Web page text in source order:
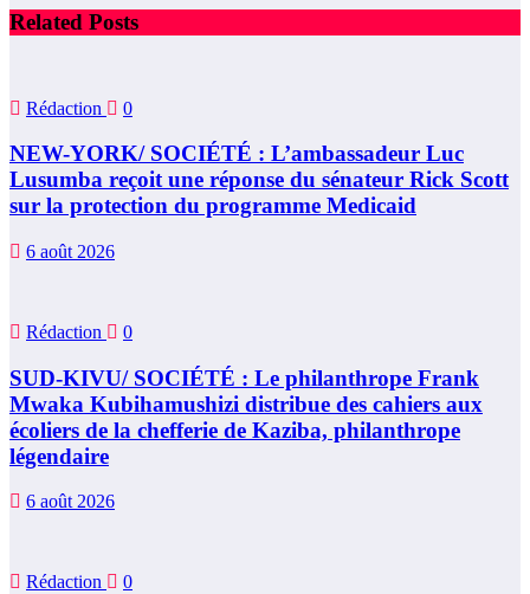
Related Posts
Rédaction 0
NEW-YORK/ SOCIÉTÉ : L’ambassadeur Luc
Lusumba reçoit une réponse du sénateur Rick Scott
sur la protection du programme Medicaid
6 août 2026
Rédaction 0
SUD-KIVU/ SOCIÉTÉ : Le philanthrope Frank
Mwaka Kubihamushizi distribue des cahiers aux
écoliers de la chefferie de Kaziba, philanthrope
légendaire
6 août 2026
Rédaction 0